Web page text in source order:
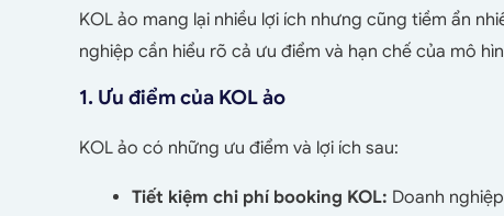
KOL ảo mang lại nhiều lợi ích nhưng cũng tiềm ẩn
nghiệp cần hiểu rõ cả ưu điểm và hạn chế của mô
1. Ưu điểm của KOL ảo
KOL ảo có những ưu điểm và lợi ích sau:
Tiết kiệm chi phí booking KOL: Doanh